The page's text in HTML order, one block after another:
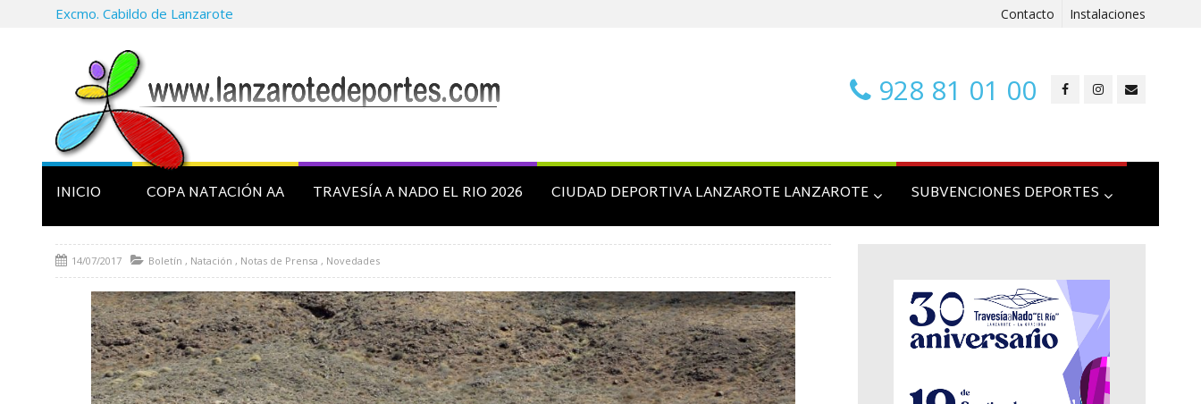
Excmo. Cabildo de Lanzarote Contacto Instalaciones
928 81 01 00
INICIO COPA NATACIÓN AA TRAVESÍA A NADO EL RIO 2026 CIUDAD DEPORTIVA LANZAROTE LANZAROTE SUBVENCIONES DEPORTES
14/07/2017 Boletín , Natación , Notas de Prensa , Novedades